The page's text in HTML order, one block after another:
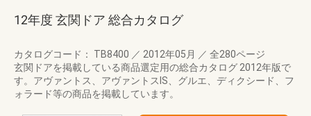
12年度 玄関ドア 総合カタログ
カタログコード： TB8400 ／ 2012年05月 ／ 全280ページ
玄関ドアを掲載している商品選定用の総合カタログ 2012年版で
す。アヴァントス、アヴァントスIS、グルエ、ディクシード、フ
ォラード等の商品を掲載しています。